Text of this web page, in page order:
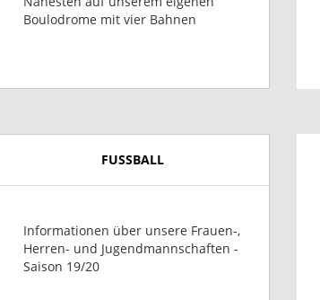
Boulodrome mit vier Bahnen
FUSSBALL
Informationen über unsere Frauen-,
Herren- und Jugendmannschaften -
Saison 19/20